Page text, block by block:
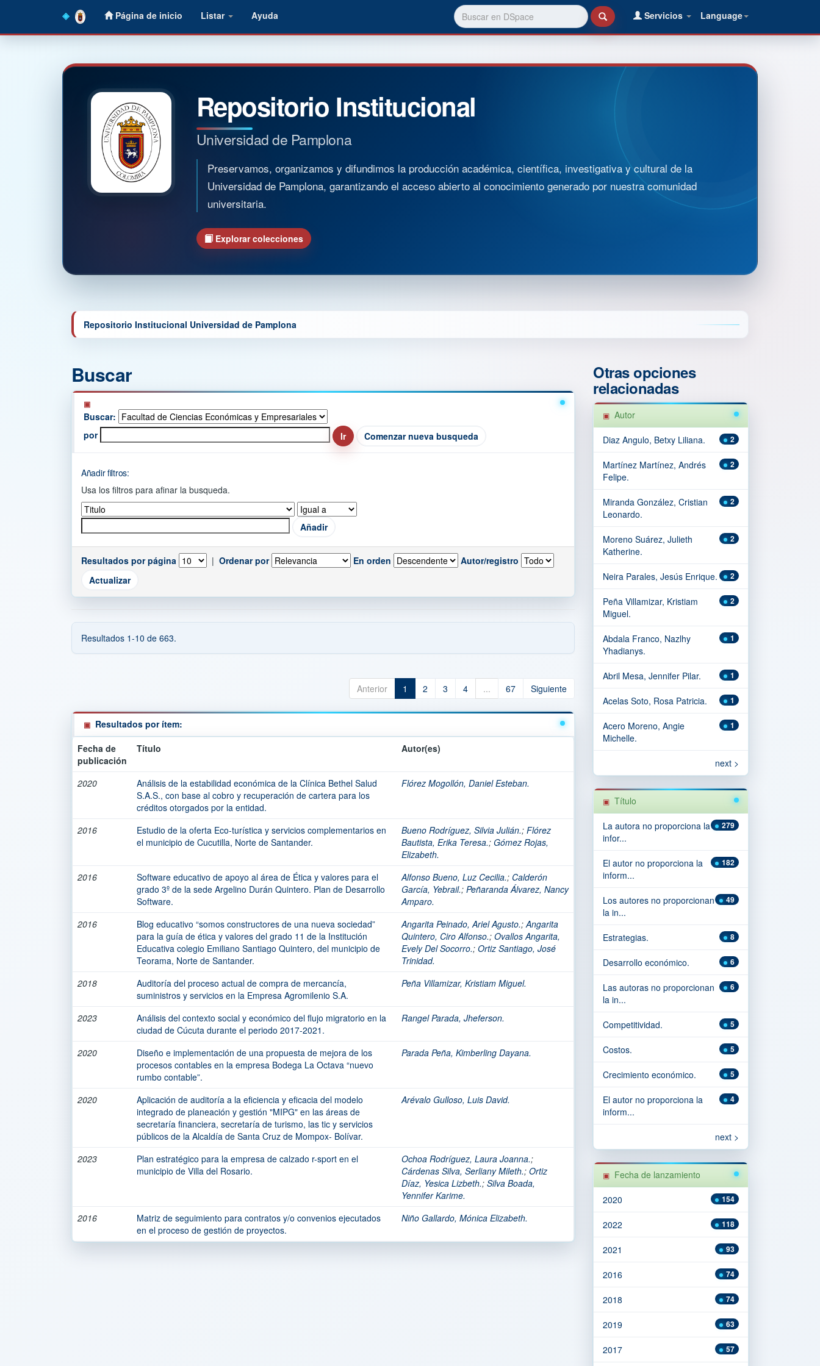
Página de inicio Listar Ayuda Language
Servicios
Repositorio Institucional
Universidad de Pamplona
Preservamos, organizamos y difundimos la producción académica, científica, investigativa y cultural de la
Universidad de Pamplona, garantizando el acceso abierto al conocimiento generado por nuestra comunidad
universitaria.
Explorar colecciones
Repositorio Institucional Universidad de Pamplona
Buscar
Buscar:
por
Comenzar nueva busqueda
Añadir filtros:
Usa los filtros para afinar la busqueda.
Resultados por página | Ordenar por En orden Autor/registro
Resultados 1-10 de 663.
Anterior 1 2 3 4 ... 67 Siguiente
Resultados por ítem:
Fecha de
publicación
Título Autor(es)
2020
Análisis de la estabilidad económica de la Clínica Bethel Salud
S.A.S., con base al cobro y recuperación de cartera para los
créditos otorgados por la entidad.
Flórez Mogollón, Daniel Esteban.
2016
Estudio de la oferta Eco-turística y servicios complementarios en
el municipio de Cucutilla, Norte de Santander.
Bueno Rodríguez, Silvia Julián.; Flórez
Bautista, Erika Teresa.; Gómez Rojas,
Elizabeth.
2016
Software educativo de apoyo al área de Ética y valores para el
grado 3º de la sede Argelino Durán Quintero. Plan de Desarrollo
Software.
Alfonso Bueno, Luz Cecilia.; Calderón
García, Yebrail.; Peñaranda Álvarez, Nancy
Amparo.
2016
Blog educativo “somos constructores de una nueva sociedad”
para la guía de ética y valores del grado 11 de la Institución
Educativa colegio Emiliano Santiago Quintero, del municipio de
Teorama, Norte de Santander.
Angarita Peinado, Ariel Agusto.;Angarita
Quintero, Ciro Alfonso.; Ovallos Angarita,
Evely Del Socorro.; Ortiz Santiago, José
Trinidad.
2018
Auditoría del proceso actual de compra de mercancía,
suministros y servicios en la Empresa Agromilenio S.A.
Peña Villamizar, Kristiam Miguel.
2023
Análisis del contexto social y económico del flujo migratorio en la
ciudad de Cúcuta durante el periodo 2017-2021.
Rangel Parada, Jheferson.
2020
Diseño e implementación de una propuesta de mejora de los
procesos contables en la empresa Bodega La Octava “nuevo
rumbo contable”.
Parada Peña, Kimberling Dayana.
2020
Aplicación de auditoría a la eficiencia y eficacia del modelo
integrado de planeación y gestión "MIPG" en las áreas de
secretaría financiera, secretaría de turismo, las tic y servicios
públicos de la Alcaldía de Santa Cruz de Mompox- Bolívar.
Arévalo Gulloso, Luis David.
2023
Plan estratégico para la empresa de calzado r-sport en el
municipio de Villa del Rosario.
Ochoa Rodríguez, Laura Joanna.;
Cárdenas Silva, Serliany Mileth.; Ortiz
Díaz, Yesica Lizbeth.; Silva Boada,
Yennifer Karime.
2016
Matriz de seguimiento para contratos y/o convenios ejecutados
en el proceso de gestión de proyectos.
Niño Gallardo, Mónica Elizabeth.
Otras opciones
relacionadas
Autor
2
Diaz Angulo, Betxy Liliana.
2
Martínez Martínez, Andrés
Felipe.
2
Miranda González, Cristian
Leonardo.
2
Moreno Suárez, Julieth
Katherine.
2
Neira Parales, Jesús Enrique.
2
Peña Villamizar, Kristiam
Miguel.
1
Abdala Franco, Nazlhy
Yhadianys.
1
Abril Mesa, Jennifer Pilar.
1
Acelas Soto, Rosa Patricia.
1
Acero Moreno, Angie
Michelle.
next >
Título
279
La autora no proporciona la
infor...
182
El autor no proporciona la
inform...
49
Los autores no proporcionan
la in...
8
Estrategias.
6
Desarrollo económico.
6
Las autoras no proporcionan
la in...
5
Competitividad.
5
Costos.
5
Crecimiento económico.
4
El autor no proporciona la
inform...
next >
Fecha de lanzamiento
154
2020
118
2022
93
2021
74
2016
74
2018
63
2019
57
2017